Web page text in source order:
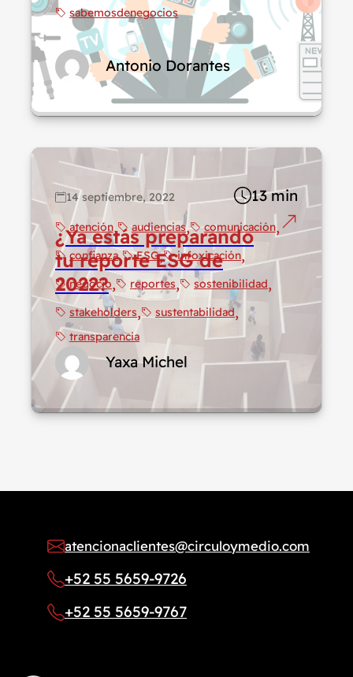
sabemosdenegocios
Antonio Dorantes
13 min
atención audiencias
comunicación
confianza
ESG
infoxicación
negocio
reportes
sostenibilidad
stakeholders
sustentabilidad
transparencia
14 septiembre, 2022
¿Ya estás preparando
tu reporte ESG de
2022?
Yaxa Michel
atencionaclientes@circuloymedio.com
+52 55 5659-9726
+52 55 5659-9767